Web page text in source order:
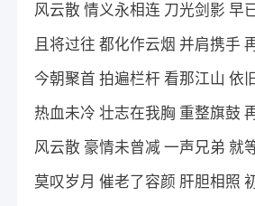
风云散 情义永相连 刀光剑影 早
且将过往 都化作云烟 并肩携手
今朝聚首 拍遍栏杆 看那江山 依
热血未冷 壮志在我胸 重整旗鼓
风云散 豪情未曾减 一声兄弟 就
莫叹岁月 催老了容颜 肝胆相照